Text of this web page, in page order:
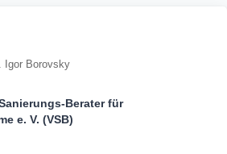
Igor Borovsky
Berater für
e. V. (VSB)